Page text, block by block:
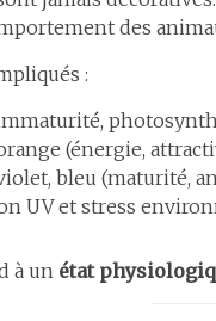
des
:
(énergie,
bleu (maturité,
UV et stress
à un état